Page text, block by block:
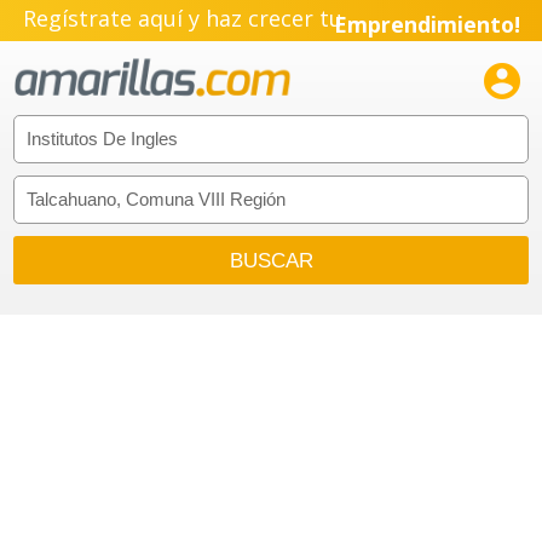
Regístrate aquí y haz crecer tuEmprendimiento!
